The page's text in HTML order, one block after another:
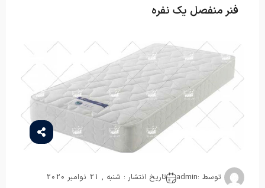
فنر منفصل یک نفره
توسط :admin
تاریخ انتشار : شنبه , 21 نوامبر 2020